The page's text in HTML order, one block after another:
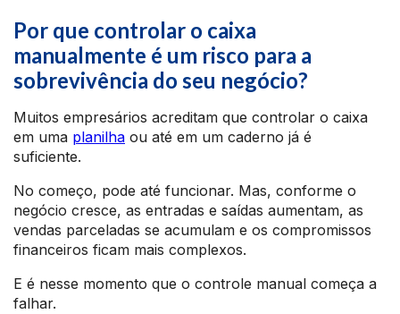
Por que controlar o caixa
manualmente é um risco para a
sobrevivência do seu negócio?
Muitos empresários acreditam que controlar o caixa
em uma planilha ou até em um caderno já é
suficiente.
No começo, pode até funcionar. Mas, conforme o
negócio cresce, as entradas e saídas aumentam, as
vendas parceladas se acumulam e os compromissos
financeiros ficam mais complexos.
E é nesse momento que o controle manual começa a
falhar.